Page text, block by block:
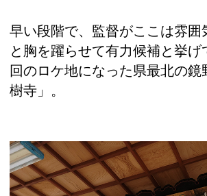
早い段階で、監督がここは雰
と胸を躍らせて有力候補と挙げ
回のロケ地になった県最北の鏡
樹寺」。